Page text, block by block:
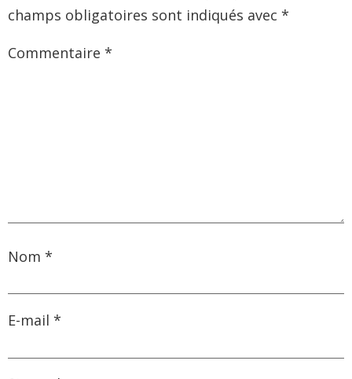
champs obligatoires sont indiqués avec *
Commentaire *
Nom *
E-mail *